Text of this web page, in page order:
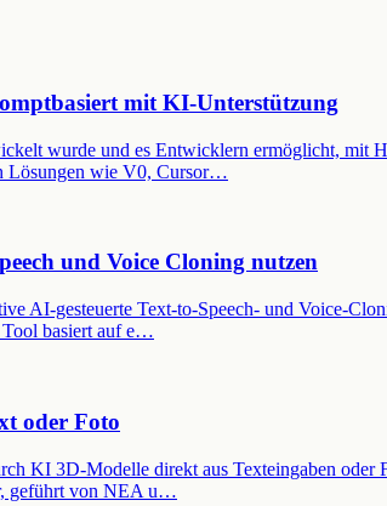
mit KI-Unterstützung
wurde und es Entwicklern ermöglicht, mit
Lösungen wie V0, Cursor…
und Voice Cloning nutzen
AI-gesteuerte Text-to-Speech- und Voice-
Tool basiert auf e…
oder Foto
KI 3D-Modelle direkt aus Texteingaben
geführt von NEA u…